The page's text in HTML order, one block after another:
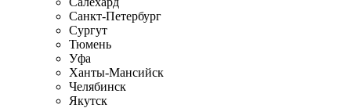
Санкт-Петербург
Сургут
Тюмень
Уфа
Ханты-Мансийск
Челябинск
Якутск